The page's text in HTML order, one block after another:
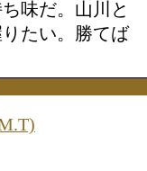
互いの特徴
加えてリン
戦では譲ら
期間で練り
な決定打を
を残したい。